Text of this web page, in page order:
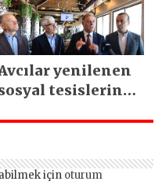
yenilenen
tesislerine
için oturum